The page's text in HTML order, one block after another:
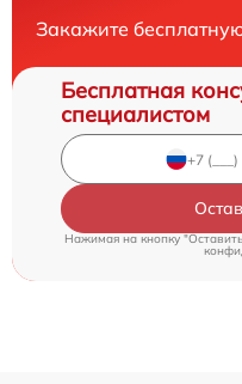
Закажите
Бесплатная
специалистом
Нажимая на кнопку